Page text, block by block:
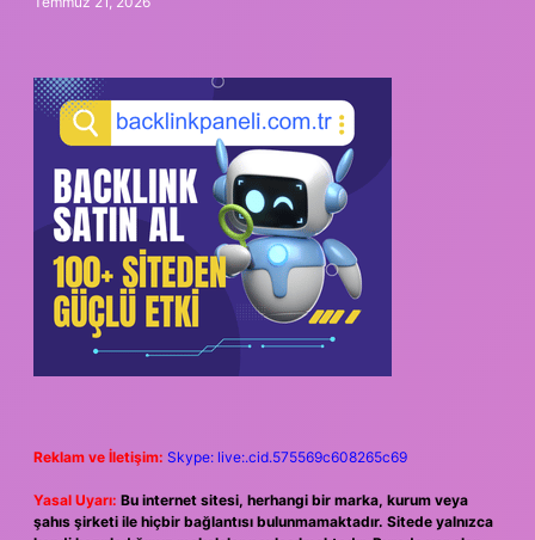
Reklam ve İletişim: Skype: live:.cid.575569c608265c69
Yasal Uyarı: Bu internet sitesi, herhangi bir marka, kurum veya
şahıs şirketi ile hiçbir bağlantısı bulunmamaktadır. Sitede yalnızca